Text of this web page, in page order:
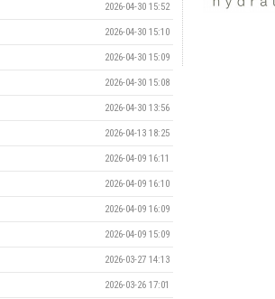
2026-04-30 15:52
2026-04-30 15:10
2026-04-30 15:09
2026-04-30 15:08
2026-04-30 13:56
2026-04-13 18:25
2026-04-09 16:11
2026-04-09 16:10
2026-04-09 16:09
2026-04-09 15:09
2026-03-27 14:13
2026-03-26 17:01